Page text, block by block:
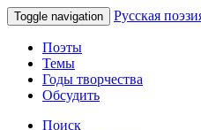
Toggle navigation Русская
Поэты
Темы
Годы творчества
Обсудить
Поиск